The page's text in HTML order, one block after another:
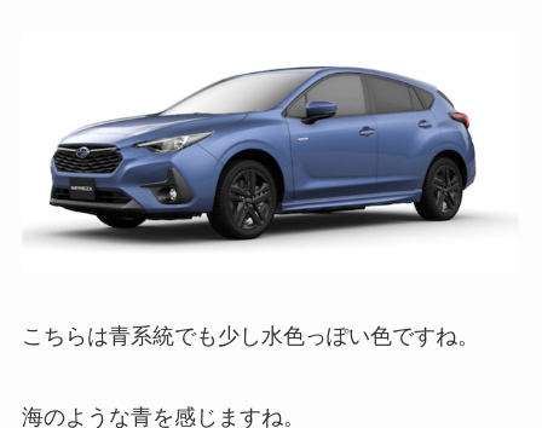
こちらは青系統でも少し水色っぽい色ですね。
海のような青を感じますね。